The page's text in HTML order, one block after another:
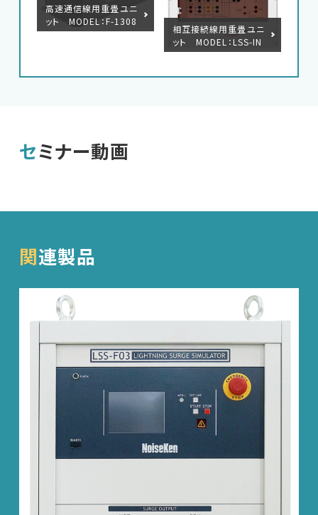
高速通信線用重畳ユニ
ット MODEL：F-1308
14-1004
相互接続線用重畳ユニ
ット MODEL：LSS-IN
J6401SIG
セミナー動画
関連製品